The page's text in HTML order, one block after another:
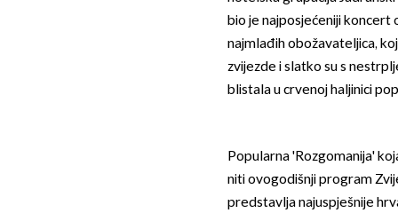
bio je najposjećeniji koncert
najmlađih obožavateljica,
zvijezde i slatko su s
blistala u crvenoj haljinici
Popularna 'Rozgomanija'
niti ovogodišnji program
predstavlja najuspješnije